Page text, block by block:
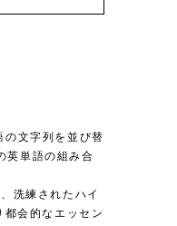
文字列を並び替
英単語の組み合
洗練されたハイ
会的なエッセン